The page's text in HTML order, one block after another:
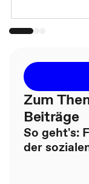
Zum
Beiträge
So geht's:
der